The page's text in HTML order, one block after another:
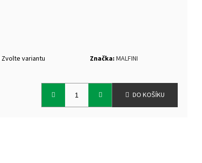
Zvolte variantu Značka: MALFINI
DO KOŠÍKU